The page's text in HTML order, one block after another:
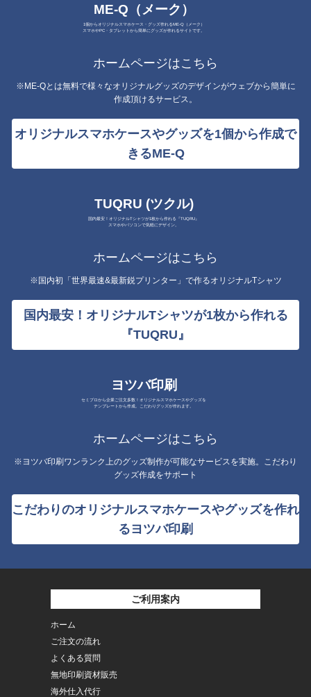
ME-Q（メーク）
1個からオリジナルスマホケース・グッズ作れるME-Q（メーク）
スマホやPC・タブレットから簡単にグッズが作れるサイトです。
ホームページはこちら
※ME-Qとは無料で様々なオリジナルグッズのデザインがウェブから簡単に
作成頂けるサービス。
オリジナルスマホケースやグッズを1個から作成で
きるME-Q
TUQRU (ツクル)
国内最安！オリジナルTシャツが1枚から作れる『TUQRU』
スマホやパソコンで気軽にデザイン。
ホームページはこちら
※国内初「世界最速&最新鋭プリンター」で作るオリジナルTシャツ
国内最安！オリジナルTシャツが1枚から作れる
『TUQRU』
ヨツバ印刷
セミプロから企業ご注文多数！オリジナルスマホケースやグッズを
テンプレートから作成。こだわりグッズが作れます。
ホームページはこちら
※ヨツバ印刷ワンランク上のグッズ制作が可能なサービスを実施。こだわり
グッズ作成をサポート
こだわりのオリジナルスマホケースやグッズを作れ
るヨツバ印刷
ご利用案内
ホーム
ご注文の流れ
よくある質問
無地印刷資材販売
海外仕入代行